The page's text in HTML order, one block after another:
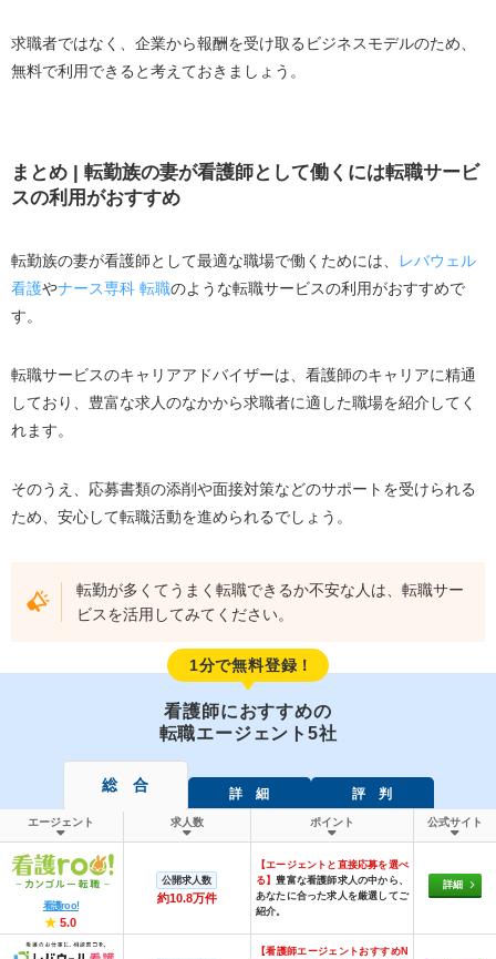
求職者ではなく、企業から報酬を受け取るビジネスモデルのため、
無料で利用できると考えておきましょう。
まとめ| 転勤族の妻が看護師として働くには転職サービ
スの利用がおすすめ
転勤族の妻が看護師として最適な職場で働くためには、
レバウェル
看護やナース専科 転職のような転職サービスの利用がおすすめで
す。
転職サービスのキャリアアドバイザーは、看護師のキャリアに精通
しており、豊富な求人のなかから求職者に適した職場を紹介してく
れます。
そのうえ、応募書類の添削や面接対策などのサポートを受けられる
ため、安心して転職活動を進められるでしょう。
転勤が多くてうまく転職できるか不安な人は、転職サー
ビスを活用してみてください。
1分で無料登録！
看護師におすすめの
転職エージェント5社
総 合 詳 細 評 判
エージェント 求人数 ポイント 公式サイト
看護roo!
★ 5.0
公開求人数
約10.8万件
【エージェントと直接応募を選べ
る】豊富な看護師求人の中から、
あなたに合った求人を厳選してご
紹介。
詳細
【看護師エージェントおすすめN